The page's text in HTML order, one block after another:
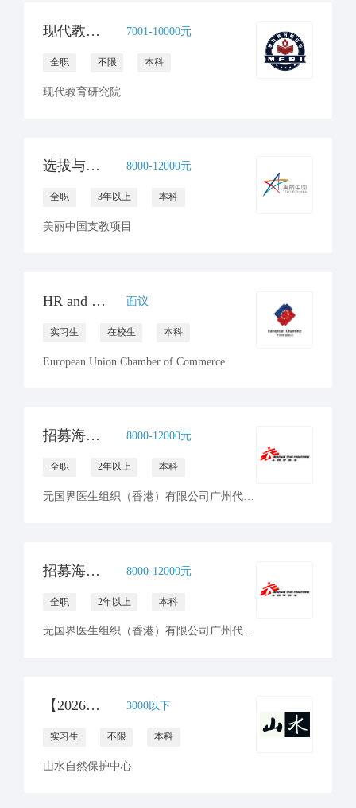
现代教育研究院招聘行政主管（全职1人） 7001-10000元
全职 不限 本科
现代教育研究院
选拔与入职主管（子团队负责人） 8000-12000元
全职 3年以上 本科
美丽中国支教项目
HR and Operations Internship 面议
实习生 在校生 本科
European Union Chamber of Commerce
招募海外前线人力资源统筹 - 无国界医生 8000-12000元
全职 2年以上 本科
无国界医生组织（香港）有限公司广州代表处
招募海外前线人力资源及财务经理 - 无国界医生 8000-12000元
全职 2年以上 本科
无国界医生组织（香港）有限公司广州代表处
【2026年山水自然保护中心】运营团队实习生招募 3000以下
实习生 不限 本科
山水自然保护中心